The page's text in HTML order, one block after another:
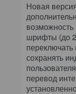
Новая
возможность
шрифты (до
переключать
сохранять
перевод